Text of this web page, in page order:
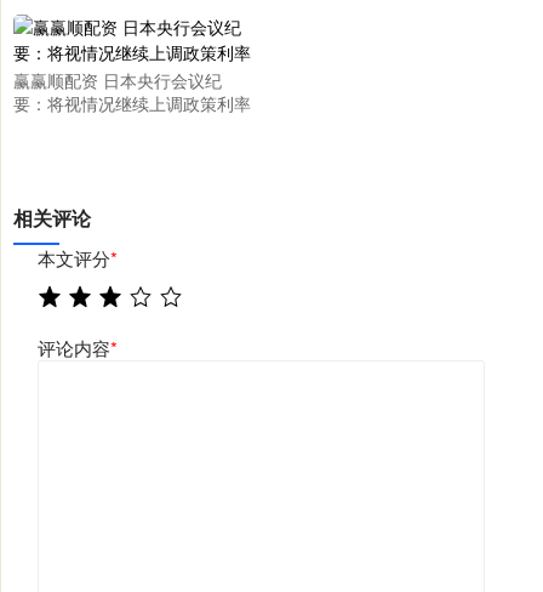
赢赢顺配资 日本央行会议纪
要：将视情况继续上调政策利率
相关评论
本文评分*
评论内容*